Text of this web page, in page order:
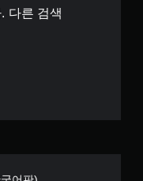
다른 검색